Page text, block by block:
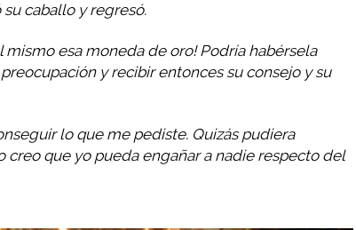
caballo y regresó.
esa moneda de oro! Podría habérsela
y recibir entonces su consejo y su
lo que me pediste. Quizás pudiera
creo que yo pueda engañar a nadie respecto del